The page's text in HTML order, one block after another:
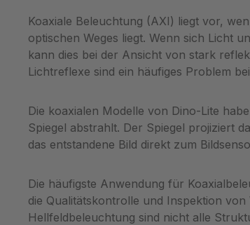
Koaxiale Beleuchtung (AXI) liegt vor,
optischen Weges liegt. Wenn sich Licht
kann dies bei der Ansicht von stark
Lichtreflexe sind ein häufiges Problem
Die koaxialen Modelle von Dino-Lite
Spiegel abstrahlt. Der Spiegel projiziert
das entstandene Bild direkt zum
Die häufigste Anwendung für
die Qualitätskontrolle und Inspektion
Hellfeldbeleuchtung sind nicht alle